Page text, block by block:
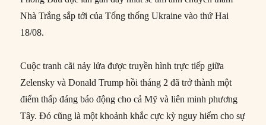
Nhà Trắng sắp tới của Tổng thống Ukraine vào thứ Hai
18/08.
Cuộc tranh cãi nảy lửa được truyền hình trực tiếp giữa
Zelensky và Donald Trump hồi tháng 2 đã trở thành một
điểm thấp đáng báo động cho cả Mỹ và liên minh phương
Tây. Đó cũng là một khoảnh khắc cực kỳ nguy hiểm cho sự